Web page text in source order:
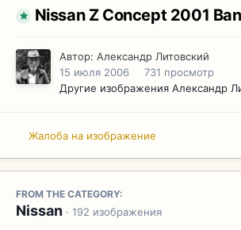
Nissan Z Concept 2001
Автор: Александр Литовский
15 июля 2006
731 просмотр
Другие изображения Александр
Жалоба на изображение
FROM THE CATEGORY:
Nissan · 192 изображения